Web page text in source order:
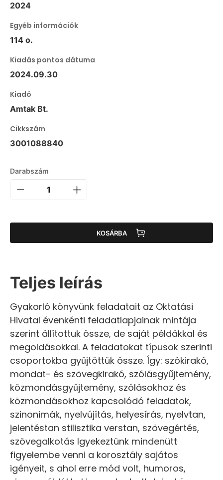
2024
Egyéb információk
114 o.
Kiadás pontos dátuma
2024.09.30
Kiadó
Amtak Bt.
Cikkszám
3001088840
Darabszám
KOSÁRBA
Teljes leírás
Gyakorló könyvünk feladatait az Oktatási
Hivatal évenkénti feladatlapjainak mintája
szerint állítottuk össze, de saját példákkal és
megoldásokkal. A feladatokat típusok szerinti
csoportokba gyűjtöttük össze. Így: szókirakó,
mondat- és szövegkirakó, szólásgyűjtemény,
közmondásgyűjtemény, szólásokhoz és
közmondásokhoz kapcsolódó feladatok,
szinonimák, nyelvújítás, helyesírás, nyelvtan,
jelentéstan stilisztika verstan, szövegértés,
szövegalkotás Igyekeztünk mindenütt
figyelembe venni a korosztály sajátos
igényeit, s ahol erre mód volt, humoros,